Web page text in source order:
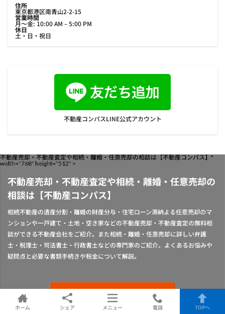
住所
東京都港区南青山2-2-15
営業時間
月〜金: 10:00 AM – 5:00 PM
休日
土・日・祝日
不動産コンパスLINE公式アカウント
不動産売却・不動産査定や相続・離婚・任意売却の相談は【不動産コンパス】"
width="768" height="512" >
不動産売却・不動産査定や相続・離婚・任意売却の
相談は【不動産コンパス】
相続不動産の遺産分割・離婚の財産分与・住宅ローン滞納よる任意売却のマ
ンションや一戸建て・土地・空き家などの不動産売却・不動産査定の無料相
談ができる不動産会社をご紹介。また相続・離婚・任意売却に詳しい弁護
士・税理士・司法書士・行政書士などの専門家のご紹介。よくあるお悩みや
疑問点と必要な書類手続きや税金について解説。
不動産売却の無料査定比較
ホーム シェア メニュー 電話 TOPへ